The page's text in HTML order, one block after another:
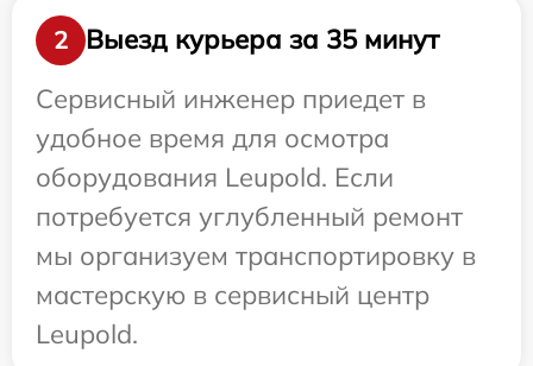
2
Выезд курьера за 35 минут
Сервисный инженер приедет в
удобное время для осмотра
оборудования Leupold. Если
потребуется углубленный ремонт
мы организуем транспортировку в
мастерскую в сервисный центр
Leupold.